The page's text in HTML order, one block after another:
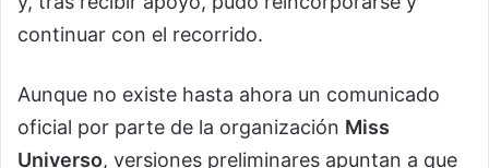
continuar con el recorrido.
Aunque no existe hasta ahora un comunicado
oficial por parte de la organización Miss
Universo, versiones preliminares apuntan a que